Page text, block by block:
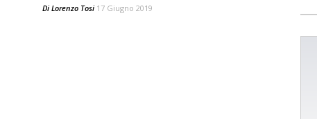
Di Lorenzo Tosi 17 Giugno 2019